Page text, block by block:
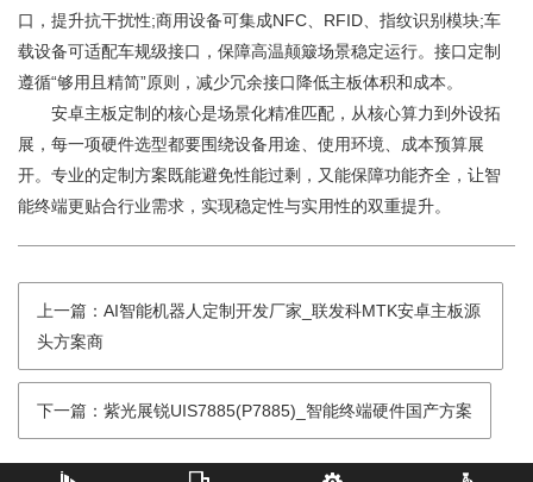
口，提升抗干扰性;商用设备可集成NFC、RFID、指纹识别模块;车
载设备可适配车规级接口，保障高温颠簸场景稳定运行。接口定制
遵循“够用且精简”原则，减少冗余接口降低主板体积和成本。
安卓主板定制的核心是场景化精准匹配，从核心算力到外设拓
展，每一项硬件选型都要围绕设备用途、使用环境、成本预算展
开。专业的定制方案既能避免性能过剩，又能保障功能齐全，让智
能终端更贴合行业需求，实现稳定性与实用性的双重提升。
上一篇：AI智能机器人定制开发厂家_联发科MTK安卓主板源
头方案商
下一篇：紫光展锐UIS7885(P7885)_智能终端硬件国产方案